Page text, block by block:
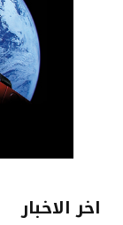
اخر الاخبار